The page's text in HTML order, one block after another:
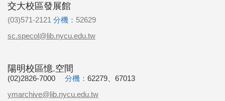
交大校區發展館
(03)571-2121 分機： 52629
sc.specol@lib.nycu.edu.tw
陽明校區憶.空間
(02)2826-7000 分機： 62279、67013
ymarchive@lib.nycu.edu.tw